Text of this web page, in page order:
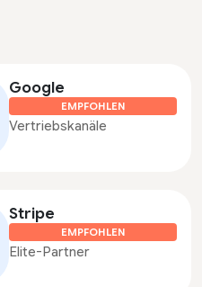
Google
EMPFOHLEN
Vertriebskanäle
Stripe
EMPFOHLEN
Elite-Partner